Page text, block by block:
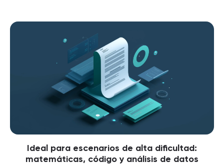
Ideal para escenarios de alta dificultad:
matemáticas, código y análisis de datos